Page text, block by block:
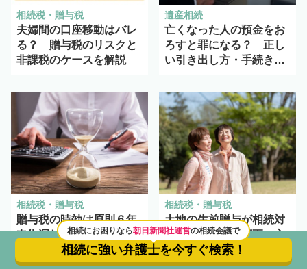
相続税・贈与税
夫婦間の口座移動はバレ
る？ 贈与税のリスクと
非課税のケースを解説
遺産相続
亡くなった人の預金をお
ろすと罪になる？ 正し
い引き出し方・手続きを
相続税・贈与税
贈与税の時効は原則６年
申告漏れがわかれば厳し
いペナルティ
相続税・贈与税
土地の生前贈与が相続対
策に有効。名義変更の方
法や必要な税金は？
相続にお困りなら朝日新聞社運営の相続会議で
相続に強い弁護士を今すぐ検索！